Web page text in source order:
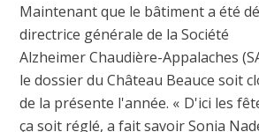
Maintenant que le bâtiment a été
directrice générale de la Société
Alzheimer Chaudière-Appalaches
le dossier du Château Beauce soit
de la présente l'année. « D'ici les
ça soit réglé, a fait savoir Sonia